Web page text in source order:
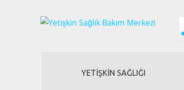
YETIŞKIN SAĞLIĞI